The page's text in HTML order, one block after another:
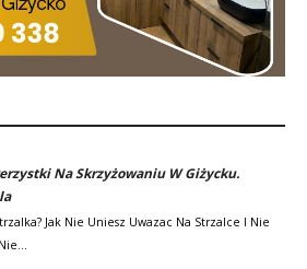
Na Skrzyżowaniu W Giżycku.
Jak Nie Uniesz Uwazac Na Strzalce I Nie